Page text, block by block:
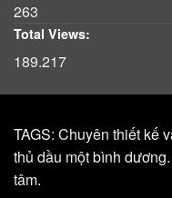
263
Total Views:
189.217
TAGS: Chuyên thiết kế
thủ dầu một bình
tâm.